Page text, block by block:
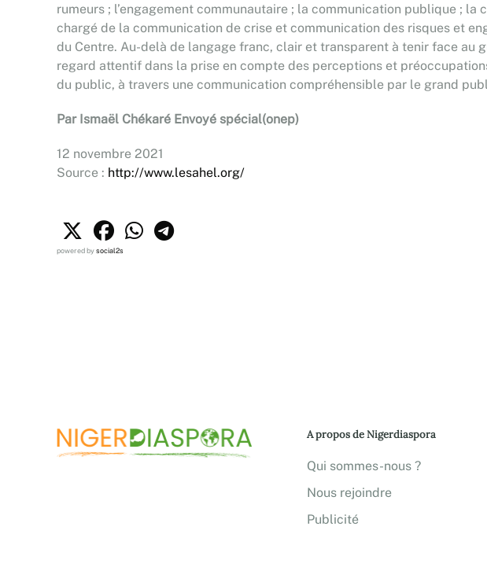
rumeurs ; l’engagement communautaire ; la communication publique ;
chargé de la communication de crise et communication des risques et
du Centre. Au-delà de langage franc, clair et transparent à tenir face au
regard attentif dans la prise en compte des perceptions et
du public, à travers une communication compréhensible par le grand
Par Ismaël Chékaré Envoyé spécial(onep)
12 novembre 2021
Source : http://www.lesahel.org/
powered bysocial2s
A propos de Nigerdiaspora
Qui sommes-nous ?
Nous rejoindre
Publicité